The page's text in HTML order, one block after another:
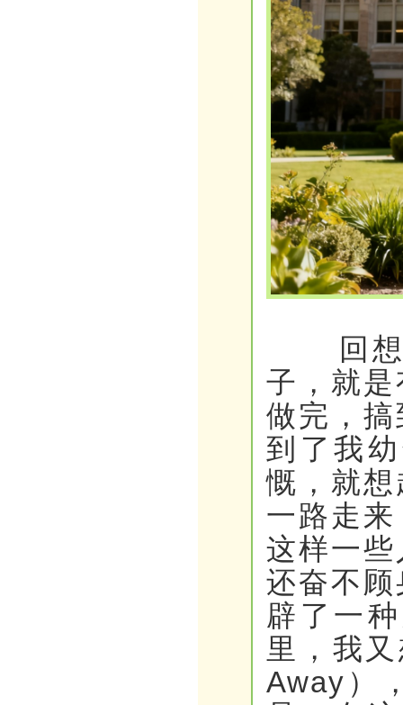
回想小
子，就
做完，
到了我
慨，就
一路走
这样一
还奋不
辟了一
里，我
Away）